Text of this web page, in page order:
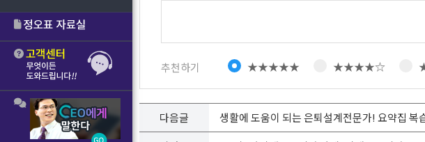
추천하기 ★★★★★ ★★★★☆
다음글
생활에 도움이 되는 은퇴설계전문가! 요약집 복